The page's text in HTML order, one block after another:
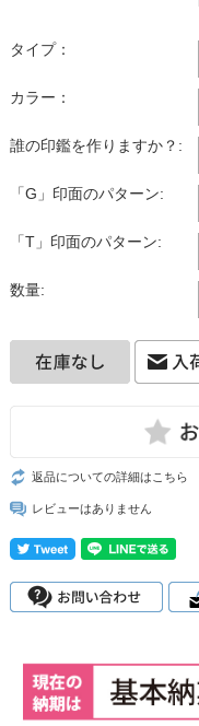
タイプ：
カラー：
誰の印鑑を作りますか？:
「G」印面のパターン:
「T」印面のパターン:
数量:
返品についての詳細はこちら
レビューはありません